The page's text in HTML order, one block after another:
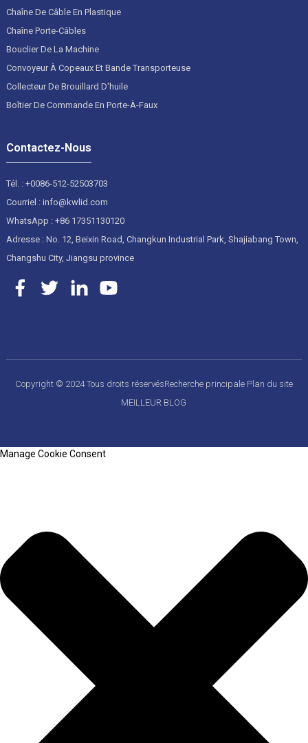
Chaîne De Câble En Plastique
Chaîne Porte-Câbles
Bouclier De La Machine
Convoyeur À Copeaux Et Bande Transporteuse
Collecteur De Brouillard D'huile
Boîtier De Commande En Porte-À-Faux
Contactez-Nous
Tél. : +0086-512-52503703
Courriel : info@kwlid.com
WhatsApp : +86 17351130120
Adresse : No. 12, Beixin Road, Changkun Industrial Park, Shajiabang Town,
Changshu City, Jiangsu province
Copyright © 2024 Tous droits réservésRecherche principale Plan du site
MEILLEUR BLOG
Manage Cookie Consent